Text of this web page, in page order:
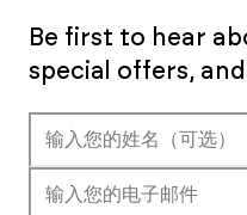
Be first to hear
special offers,